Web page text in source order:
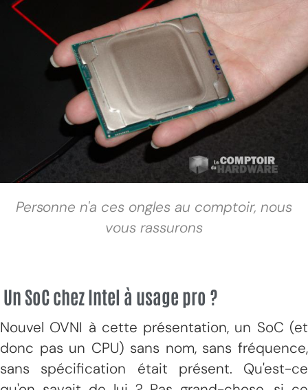
Personne n'a ces ongles au comptoir, nous
vous rassurons
Un SoC chez Intel à usage pro ?
Nouvel OVNI à cette présentation, un SoC (et
donc pas un CPU) sans nom, sans fréquence,
sans spécification était présent. Qu'est-ce